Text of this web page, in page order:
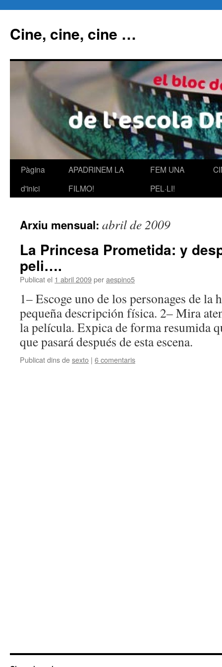
Cine, cine, cine …
Vés
Pàgina
d'inici
APADRINEM LA
FILMO!
FEM UNA
PEL·LI!
Arxiu mensual: abril de 2009
La Princesa Prometida: y
peli….
Publicat el 1 abril 2009peraespino5
1– Escoge uno de los personages de la
pequeña descripción física. 2– Mira
la película. Expica de forma resumida
que pasará después de esta escena.
Publicat dins desexto | 6 comentaris